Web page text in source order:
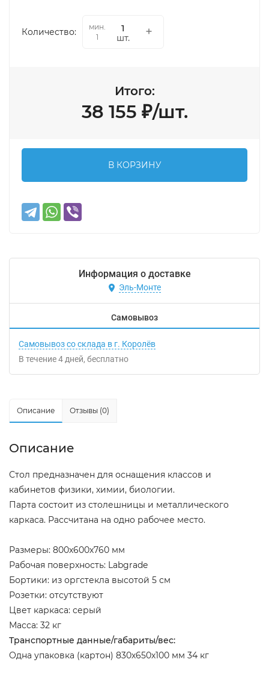
Количество:
мин.
1
шт.
Итого:
38 155 ₽/шт.
В КОРЗИНУ
Информация о доставке
Эль-Монте
Самовывоз
Самовывоз со склада в г. Королёв
В течение4 дней Бесплатно
Описание Отзывы (0)
Описание
Стол предназначен для оснащения классов и
кабинетов физики, химии, биологии.
Парта состоит из столешницы и металлического
каркаса. Рассчитана на одно рабочее место.
Размеры: 800х600х760 мм
Рабочая поверхность: Labgrade
Бортики: из оргстекла высотой 5 см
Розетки: отсутствуют
Цвет каркаса: серый
Масса: 32 кг
Транспортные данные/габариты/вес:
Одна упаковка (картон) 830х650х100 мм 34 кг